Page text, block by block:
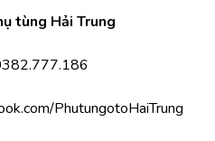
tùng Hải Trung
PhutungotoHaiTrung